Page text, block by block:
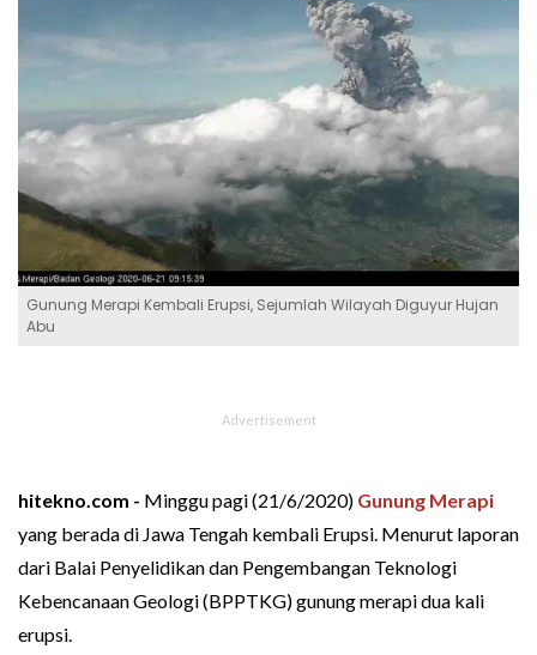
Gunung Merapi Kembali Erupsi, Sejumlah Wilayah Diguyur Hujan
Abu
hitekno.com - Minggu pagi (21/6/2020) Gunung Merapi
yang berada di Jawa Tengah kembali Erupsi. Menurut laporan
dari Balai Penyelidikan dan Pengembangan Teknologi
Kebencanaan Geologi (BPPTKG) gunung merapi dua kali
erupsi.